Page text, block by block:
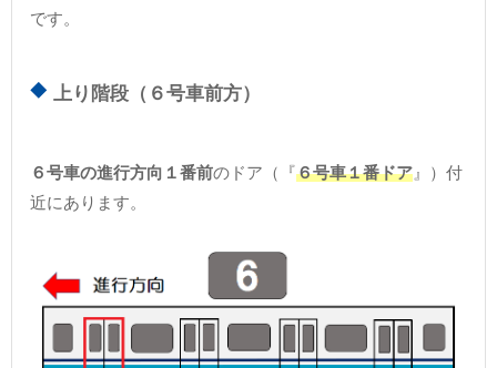
です。
上り階段（６号車前方）
６号車の進行方向１番前のドア（『６号車１番ドア 』）付
近にあります。